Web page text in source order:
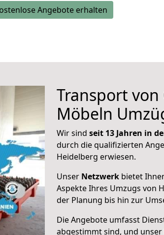
Angebote erhalten
Transport
Möbeln
Wir sind seit 13 Jahren in
durch die qualifizierten
Heidelberg erwiesen.
Unser Netzwerk bietet
Aspekte Ihres Umzugs von
der Planung bis hin zur
Die Angebote umfasst
abgestimmt sind, und